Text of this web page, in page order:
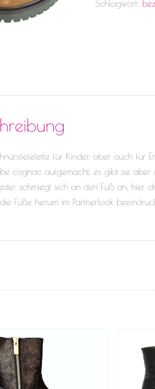
Schlagwort:
für Kinder, aber auch für
cognac aufgemacht, es gibt sie
schmiegt sich an den Fuß an, hier
Füße herum im Partnerlook